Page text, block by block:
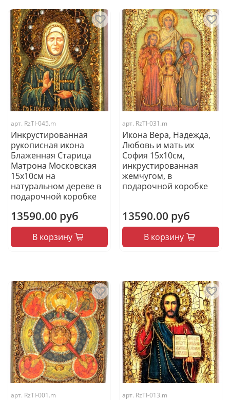
арт. RzTI-045.m
Инкрустированная
рукописная икона
Блаженная Старица
Матрона Московская
15х10см на
натуральном дереве в
подарочной коробке
13590.00 руб
В корзину
арт. RzTI-031.m
Икона Вера, Надежда,
Любовь и мать их
София 15х10см,
инкрустированная
жемчугом, в
подарочной коробке
13590.00 руб
В корзину
арт. RzTI-001.m арт. RzTI-013.m